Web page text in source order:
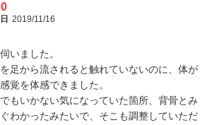
2019/11/16
いました。
足から流されると触れていないのに、体が
覚を体感できました。
もいかない気になっていた箇所、背骨とみ
わかったみたいで、そこも調整していただ